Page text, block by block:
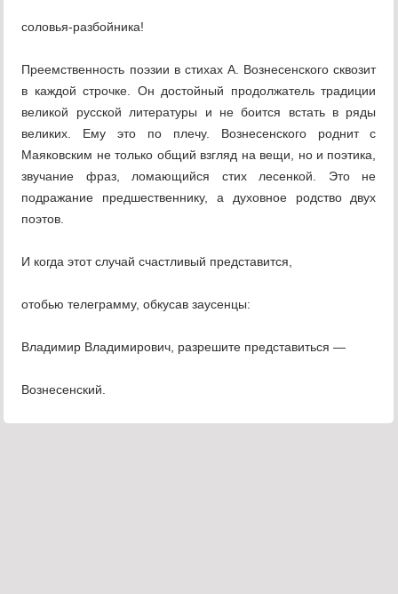
соловья-разбойника!
Преемственность поэзии в стихах А. Вознесенского сквозит
в каждой строчке. Он достойный продолжатель традиции
великой русской литературы и не боится встать в ряды
великих. Ему это по плечу. Вознесенского роднит с
Маяковским не только общий взгляд на вещи, но и поэтика,
звучание фраз, ломающийся стих лесенкой. Это не
подражание предшественнику, а духовное родство двух
поэтов.
И когда этот случай счастливый представится,
отобью телеграмму, обкусав заусенцы:
Владимир Владимирович, разрешите представиться —
Вознесенский.